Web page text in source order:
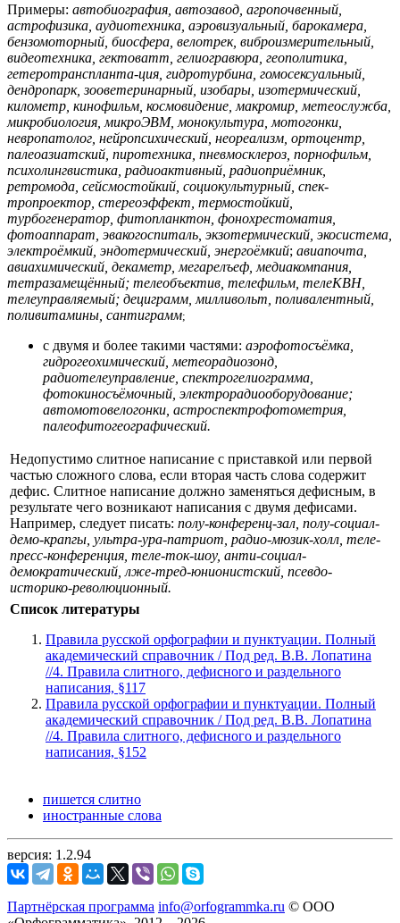
Примеры: автобиография, автозавод, агропочвенный,
астрофизика, аудиотехника, аэровизуальный, барокамера,
бензомоторный, биосфера, велотрек, виброизмерительный,
видеотехника, гектоватт, гелиогравюра, геополитика,
гетеротранспланта-ция, гидротурбина, гомосексуальный,
дендропарк, зооветеринарный, изобары, изотермический,
километр, кинофильм, космовидение, макромир, метеослужба,
микробиология, микроЭВМ, монокультура, мотогонки,
невропатолог, нейропсихический, неореализм, ортоцентр,
палеоазиатский, пиротехника, пневмосклероз, порнофильм,
психолингвистика, радиоактивный, радиоприёмник,
ретромода, сейсмостойкий, социокультурный, спек-
тропроектор, стереоэффект, термостойкий,
турбогенератор, фитопланктон, фонохрестоматия,
фотоаппарат, эвакогоспиталь, экзотермический, экосистема,
электроёмкий, эндотермический, энергоёмкий; авиапочта,
авиахимический, декаметр, мегарелъеф, медиакомпания,
тетразамещённый; телеобъектив, телефильм, телеКВН,
телеуправляемый; дециграмм, милливольт, поливалентный,
поливитамины, сантиграмм;
с двумя и более такими частями: аэрофотосъёмка,
гидрогеохимический, метеорадиозонд,
радиотелеуправление, спектрогелиограмма,
фотокиносъёмочный, электрорадиооборудование;
автомотовелогонки, астроспектрофотометрия,
палеофитогеографический.
Недопустимо слитное написание с приставкой или первой
частью сложного слова, если вторая часть слова содержит
дефис. Слитное написание должно заменяться дефисным, в
результате чего возникают написания с двумя дефисами.
Например, следует писать: полу-конференц-зал, полу-социал-
демо-крапгы, ультра-ура-патриот, радио-мюзик-холл, теле-
пресс-конференция, теле-ток-шоу, анти-социал-
демократический, лже-тред-юнионистский, псевдо-
историко-революционный.
Список литературы
Правила русской орфографии и пунктуации. Полный
академический справочник / Под ред. В.В. Лопатина
//4. Правила слитного, дефисного и раздельного
написания, §117
Правила русской орфографии и пунктуации. Полный
академический справочник / Под ред. В.В. Лопатина
//4. Правила слитного, дефисного и раздельного
написания, §152
пишется слитно
иностранные слова
версия: 1.2.94
Партнёрская программа info@orfogrammka.ru © ООО